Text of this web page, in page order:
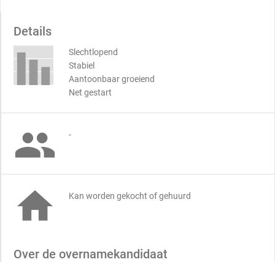
Details
Slechtlopend
Stabiel
Aantoonbaar groeiend
Net gestart
 -
 Kan worden gekocht of gehuurd
Over de overnamekandidaat